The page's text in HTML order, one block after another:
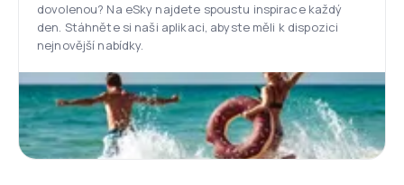
dovolenou? Na eSky najdete spoustu inspirace každý
den. Stáhněte si naši aplikaci, abyste měli k dispozici
nejnovější nabídky.